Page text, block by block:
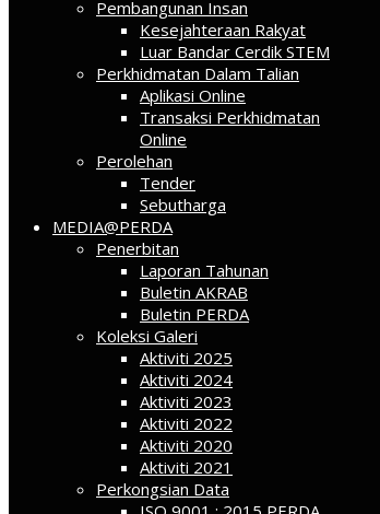
Pembangunan Insan
Kesejahteraan Rakyat
Luar Bandar Cerdik STEM
Perkhidmatan Dalam Talian
Aplikasi Online
Transaksi Perkhidmatan
Online
Perolehan
Tender
Sebutharga
MEDIA@PERDA
Penerbitan
Laporan Tahunan
Buletin AKRAB
Buletin PERDA
Koleksi Galeri
Aktiviti 2025
Aktiviti 2024
Aktiviti 2023
Aktiviti 2022
Aktiviti 2020
Aktiviti 2021
Perkongsian Data